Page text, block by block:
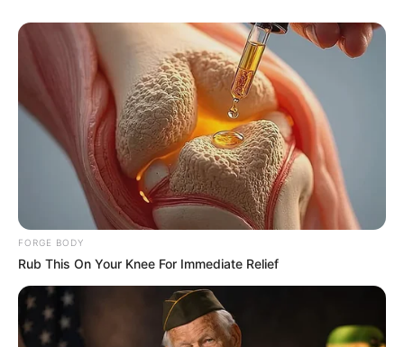
BUZZ DAY
Bear Approaches Cat: What Happens Next Is Pure
Magic
BUZZ DAY
FORGE BODY
Rub This On Your Knee For Immediate Relief